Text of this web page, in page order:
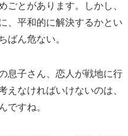
とがあります。しかし、
、平和的に解決するかとい
ばん危ない。
息子さん、恋人が戦地に行
えなければいけないのは、
ですね。